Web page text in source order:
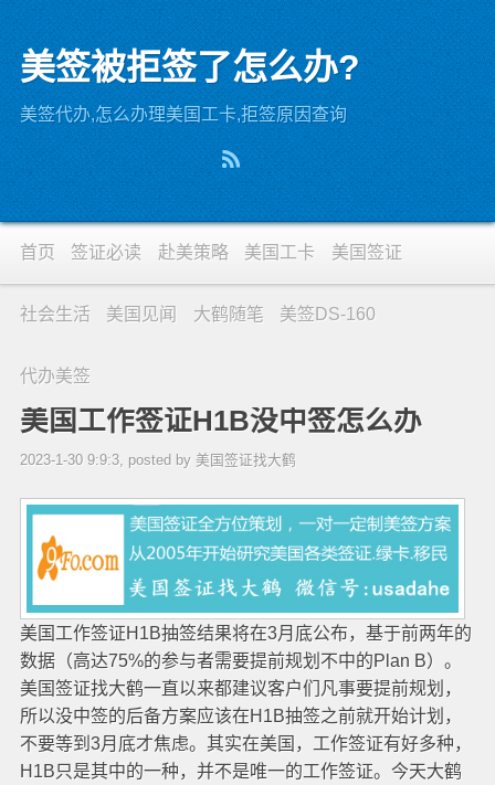
美签被拒签了怎么办?
美签代办,怎么办理美国工卡,拒签原因查询
首页 签证必读 赴美策略 美国工卡 美国签证
社会生活 美国见闻 大鹤随笔 美签DS-160
代办美签
美国工作签证H1B没中签怎么办
2023-1-30 9:9:3, posted by 美国签证找大鹤
美国工作签证H1B抽签结果将在3月底公布，基于前两年的
数据（高达75%的参与者需要提前规划不中的Plan B）。
美国签证找大鹤一直以来都建议客户们凡事要提前规划，
所以没中签的后备方案应该在H1B抽签之前就开始计划，
不要等到3月底才焦虑。其实在美国，工作签证有好多种，
H1B只是其中的一种，并不是唯一的工作签证。今天大鹤